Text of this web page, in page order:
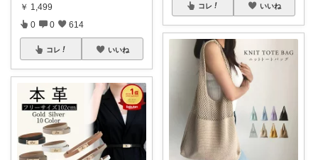
￥ 1,499
0 0 614
コレ いいね
コレ いいね